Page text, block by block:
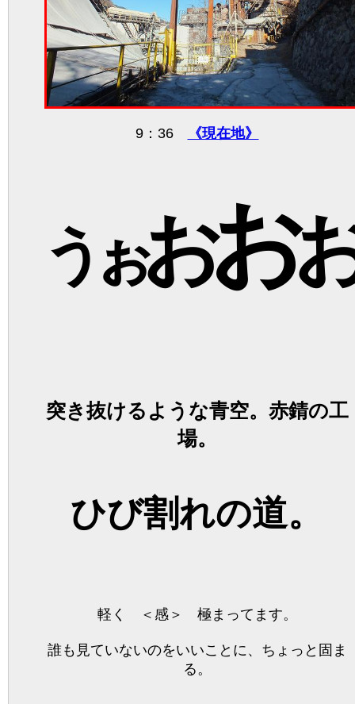
9：36 《現在地》
うぉおお
突き抜けるような青空。赤錆の工
場。
ひび割れの道。
軽く ＜感＞ 極まってます。
誰も見ていないのをいいことに、ちょっと固ま
る。